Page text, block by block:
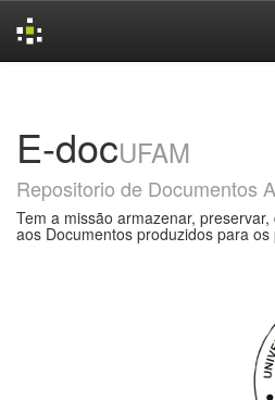
E-docUFAM
Repositorio de Documentos
Tem a missão armazenar,
aos Documentos produzidos para